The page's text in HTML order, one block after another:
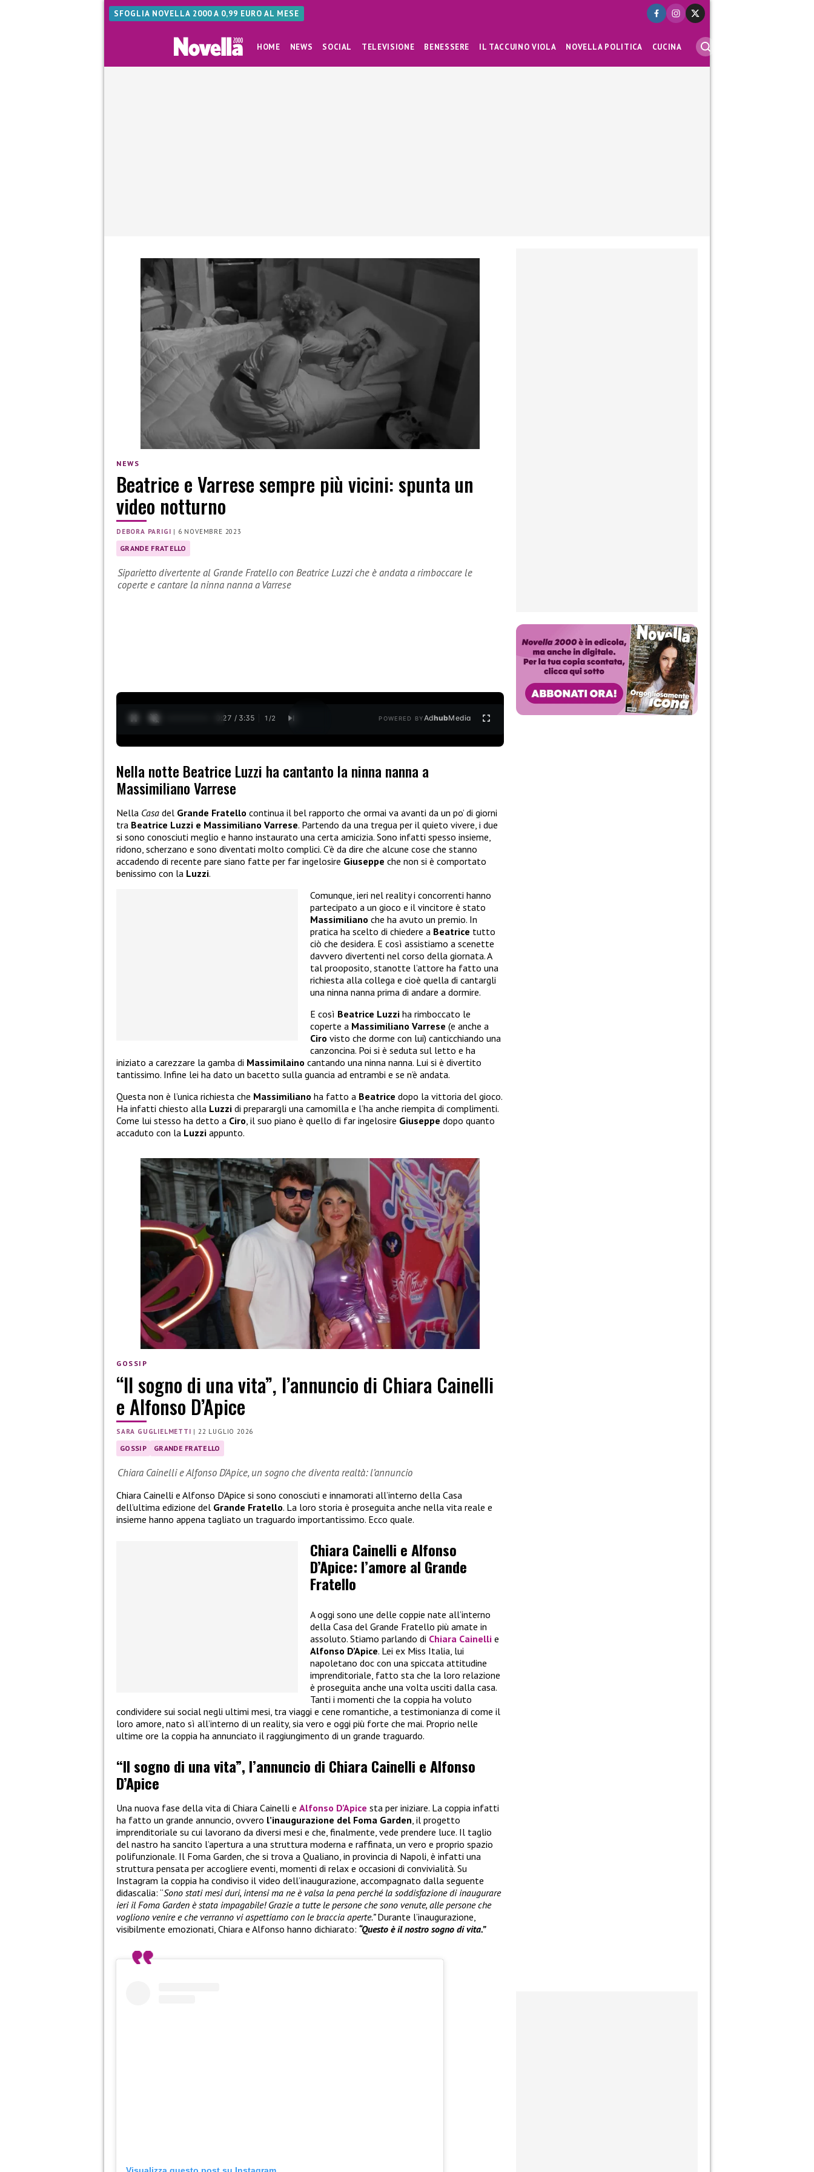
SFOGLIA NOVELLA 2000 A 0,99 EURO AL MESE
HOME NEWS SOCIAL TELEVISIONE BENESSERE IL TACCUINO VIOLA NOVELLA POLITICA CUCINA
NEWS
Beatrice e Varrese sempre più vicini: spunta un
video notturno
DEBORA PARIGI | 6 NOVEMBRE 2023
GRANDE FRATELLO
Siparietto divertente al Grande Fratello con Beatrice Luzzi che è andata a rimboccare le
coperte e cantare la ninna nanna a Varrese
0:28 / 3:35 1 /2 POWERED BYAdhubMedia
Nella notte Beatrice Luzzi ha cantanto la ninna nanna a
Massimiliano Varrese
Nella Casa del Grande Fratello continua il bel rapporto che ormai va avanti da un po’ di giorni
tra Beatrice Luzzi e Massimiliano Varrese. Partendo da una tregua per il quieto vivere, i due
si sono conosciuti meglio e hanno instaurato una certa amicizia. Sono infatti spesso insieme,
ridono, scherzano e sono diventati molto complici. C’è da dire che alcune cose che stanno
accadendo di recente pare siano fatte per far ingelosire Giuseppe che non si è comportato
benissimo con la Luzzi.
Comunque, ieri nel reality i concorrenti hanno
partecipato a un gioco e il vincitore è stato
Massimiliano che ha avuto un premio. In
pratica ha scelto di chiedere a Beatrice tutto
ciò che desidera. E così assistiamo a scenette
davvero divertenti nel corso della giornata. A
tal prooposito, stanotte l’attore ha fatto una
richiesta alla collega e cioè quella di cantargli
una ninna nanna prima di andare a dormire.
E così Beatrice Luzzi ha rimboccato le
coperte a Massimiliano Varrese (e anche a
Ciro visto che dorme con lui) canticchiando una
canzoncina. Poi si è seduta sul letto e ha
iniziato a carezzare la gamba di Massimilaino cantando una ninna nanna. Lui si è divertito
tantissimo. Infine lei ha dato un bacetto sulla guancia ad entrambi e se n’è andata.
Questa non è l’unica richiesta che Massimiliano ha fatto a Beatrice dopo la vittoria del gioco.
Ha infatti chiesto alla Luzzi di preparargli una camomilla e l’ha anche riempita di complimenti.
Come lui stesso ha detto a Ciro, il suo piano è quello di far ingelosire Giuseppe dopo quanto
accaduto con la Luzzi appunto.
GOSSIP
“Il sogno di una vita”, l’annuncio di Chiara Cainelli
e Alfonso D’Apice
SARA GUGLIELMETTI |22 LUGLIO 2026
GOSSIP GRANDE FRATELLO
Chiara Cainelli e Alfonso D’Apice, un sogno che diventa realtà: l’annuncio
Chiara Cainelli e Alfonso D’Apice si sono conosciuti e innamorati all’interno della Casa
dell’ultima edizione del Grande Fratello. La loro storia è proseguita anche nella vita reale e
insieme hanno appena tagliato un traguardo importantissimo. Ecco quale.
Chiara Cainelli e Alfonso
D’Apice: l’amore al Grande
Fratello
A oggi sono une delle coppie nate all’interno
della Casa del Grande Fratello più amate in
assoluto. Stiamo parlando di Chiara Cainelli e
Alfonso D’Apice. Lei ex Miss Italia, lui
napoletano doc con una spiccata attitudine
imprenditoriale, fatto sta che la loro relazione
è proseguita anche una volta usciti dalla casa.
Tanti i momenti che la coppia ha voluto
condividere sui social negli ultimi mesi, tra viaggi e cene romantiche, a testimonianza di come il
loro amore, nato sì all’interno di un reality, sia vero e oggi più forte che mai. Proprio nelle
ultime ore la coppia ha annunciato il raggiungimento di un grande traguardo.
“Il sogno di una vita”, l’annuncio di Chiara Cainelli e Alfonso
D’Apice
Una nuova fase della vita di Chiara Cainelli e Alfonso D’Apice sta per iniziare. La coppia infatti
ha fatto un grande annuncio, ovvero l’inaugurazione del Foma Garden, il progetto
imprenditoriale su cui lavorano da diversi mesi e che, finalmente, vede prendere luce. Il taglio
del nastro ha sancito l’apertura a una struttura moderna e raffinata, un vero e proprio spazio
polifunzionale. Il Foma Garden, che si trova a Qualiano, in provincia di Napoli, è infatti una
struttura pensata per accogliere eventi, momenti di relax e occasioni di convivialità. Su
Instagram la coppia ha condiviso il video dell’inaugurazione, accompagnato dalla seguente
didascalia: “Sono stati mesi duri, intensi ma ne è valsa la pena perché la soddisfazione di inaugurare
ieri il Foma Garden è stata impagabile! Grazie a tutte le persone che sono venute, alle persone che
vogliono venire e che verranno vi aspettiamo con le braccia aperte.”Durante l’inaugurazione,
visibilmente emozionati, Chiara e Alfonso hanno dichiarato: “Questo è il nostro sogno di vita.”